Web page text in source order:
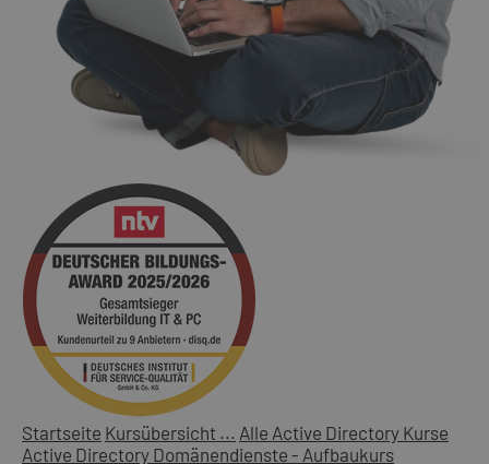
Startseite Kursübersicht ... Alle Active Directory Kurse
Active Directory Domänendienste - Aufbaukurs